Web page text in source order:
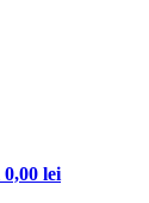
0,00 lei